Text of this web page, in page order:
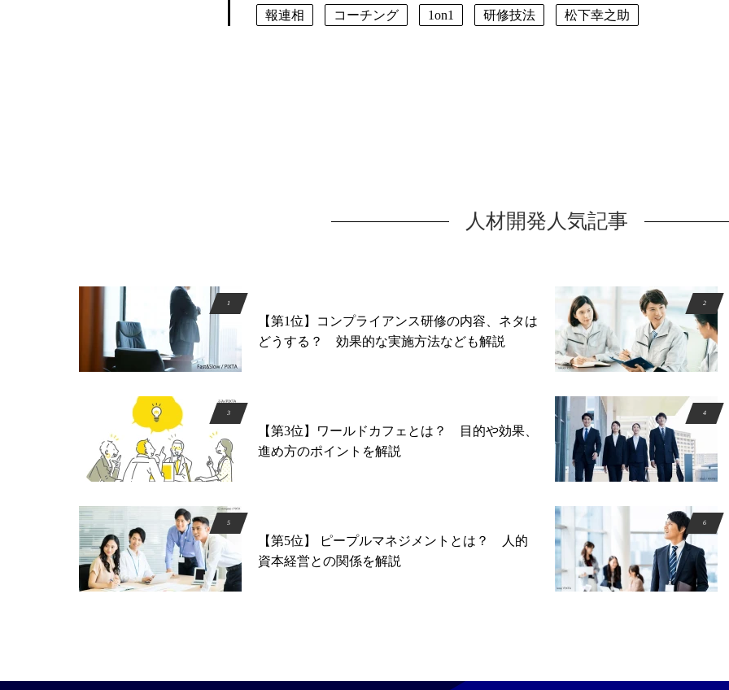
報連相 コーチング 1on1 研修技法 松下幸之助
人材開発人気記事
【第1位】コンプライアンス研修の内容、ネタは
どうする？ 効果的な実施方法なども解説
【第3位】ワールドカフェとは？ 目的や効果、
進め方のポイントを解説
【第5位】 ピープルマネジメントとは？ 人的
資本経営との関係を解説